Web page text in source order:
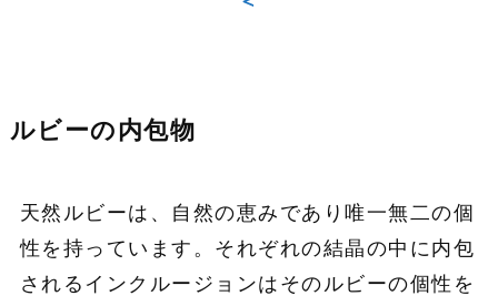
ルビーの内包物
天然ルビーは、自然の恵みであり唯一無二の個
性を持っています。それぞれの結晶の中に内包
されるインクルージョンはそのルビーの個性を